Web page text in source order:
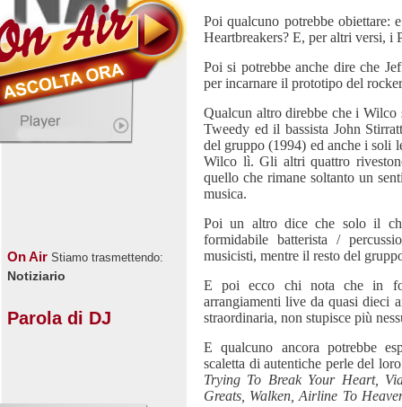
On Air Stiamo trasmettendo:
Notiziario
Parola di DJ
Poi qualcuno potrebbe obiettare:
Heartbreakers? E, per altri versi, i
Poi si potrebbe anche dire che
per incarnare il prototipo del
Qualcun altro direbbe che i
Tweedy ed il bassista John
del gruppo (1994) ed anche i soli
Wilco lì. Gli altri quattro
quello che rimane soltanto un
musica.
Poi un altro dice che solo il
formidabile batterista /
musicisti, mentre il resto del
E poi ecco chi nota che in
arrangiamenti live da quasi dieci
straordinaria, non stupisce più
E qualcuno ancora potrebbe
scaletta di autentiche perle del
Trying To Break Your Heart,
Greats, Walken, Airline To